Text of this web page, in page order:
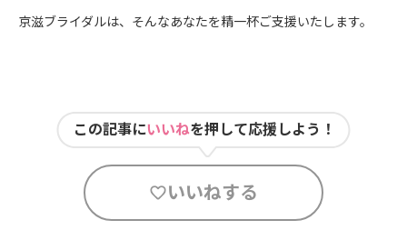
京滋ブライダルは、そんなあなたを精一杯ご支援いたします。
この記事にいいねを押して応援しよう！
いいねする